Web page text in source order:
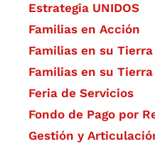
Estrategia UNIDOS
Familias en Acción
Familias en su Tierra
Familias en su Tierra
Feria de Servicios
Fondo de Pago por
Gestión y